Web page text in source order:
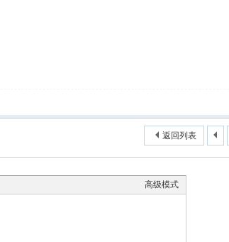
返回列表
高级模式